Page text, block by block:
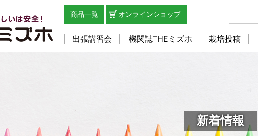
商品一覧 オンラインショップ
出張講習会 機関誌THEミズホ 栽培投稿
新着情報